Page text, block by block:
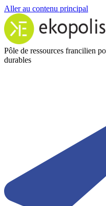
Aller au contenu principal
Pôle de ressources francilien
durables